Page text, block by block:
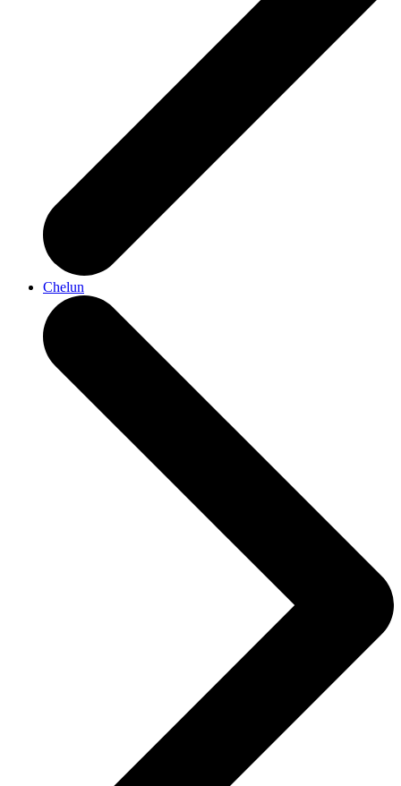
Chelun